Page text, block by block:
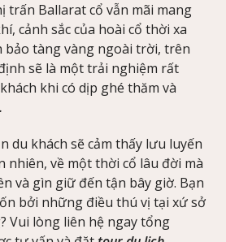
trấn Ballarat cổ vẫn mãi mang
cảnh sắc của hoài cổ thời xa
bảo tàng vàng ngoài trời, trên
sẽ là một trải nghiệm rất
khi có dịp ghé thăm và
du khách sẽ cảm thấy lưu luyến
nhiên, về một thời cổ lâu đời mà
và gìn giữ đến tận bây giờ. Bạn
bởi những điều thú vị tại xứ sở
Vui lòng liên hệ ngay tổng